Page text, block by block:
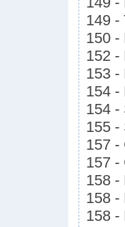
149 -
150 -
152 -
153 -
154 -
154 -
155 -
157 -
157 -
158 -
158 -
158 -